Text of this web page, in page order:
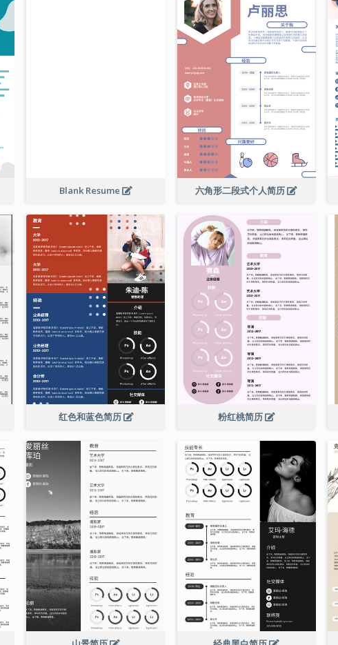
Blank Resume 六角形二段式个人简历
红色和蓝色简历 粉红桃简历